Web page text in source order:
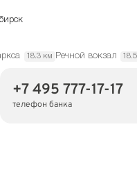
18.3 км Речной вокзал
+7 495 777-17-17
телефон банка